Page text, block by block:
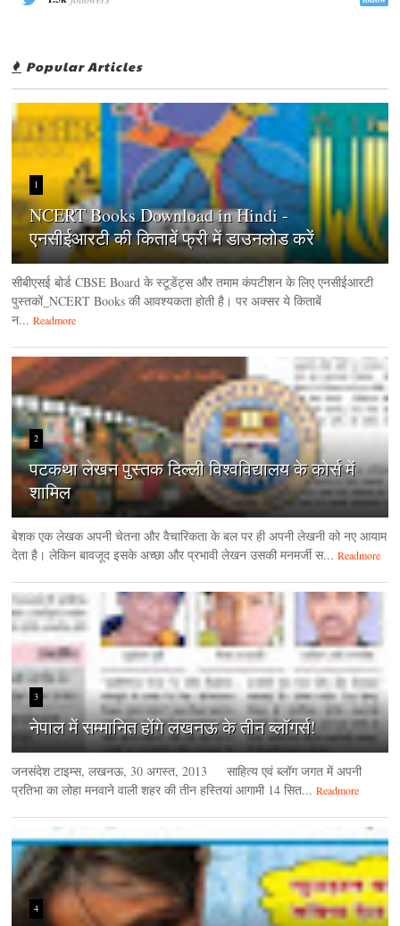
Popular Articles
1
NCERT Books Download in Hindi -
एनसीईआरटी की किताबें फ्री में डाउनलोड करें
सीबीएसई बोर्ड CBSE Board के स्टूडेंट्स और तमाम कंपटीशन के लिए एनसीईआरटी
पुस्तकों_NCERT Books की आवश्यकता होती है। पर अक्सर ये किताबें
न... Readmore
2
पटकथा लेखन पुस्तक दिल्ली विश्वविद्यालय के कोर्स में
शामिल
बेशक एक लेखक अपनी चेतना और वैचारिकता के बल पर ही अपनी लेखनी को नए आयाम
देता है। लेकिन बावजूद इसके अच्छा और प्रभावी लेखन उसकी मनमर्जी स... Readmore
3
नेपाल में सम्मानित होंगे लखनऊ के तीन ब्लॉगर्स!
जनसंदेश टाइम्‍स, लखनऊ, 30 अगस्‍त, 2013 साहित्य एवं ब्लॉग जगत में अपनी
प्रतिभा का लोहा मनवाने वाली शहर की तीन हस्तियां आगामी 14 सित... Readmore
4